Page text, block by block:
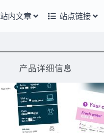
站内文章 站点链接
产品详细信息